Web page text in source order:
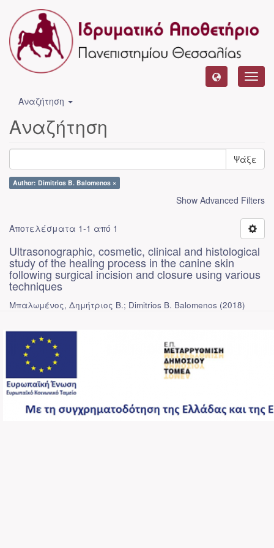
Αναζήτηση
Αναζήτηση
Ψάξε
Author: Dimitrios B. Balomenos ×
Show Advanced Filters
Αποτελέσματα 1-1 από 1
Ultrasonographic, cosmetic, clinical and histological
study of the healing process in the canine skin
following surgical incision and closure using various
techniques
Μπαλωμένος, Δημήτριος Β.; Dimitrios B. Balomenos (2018)